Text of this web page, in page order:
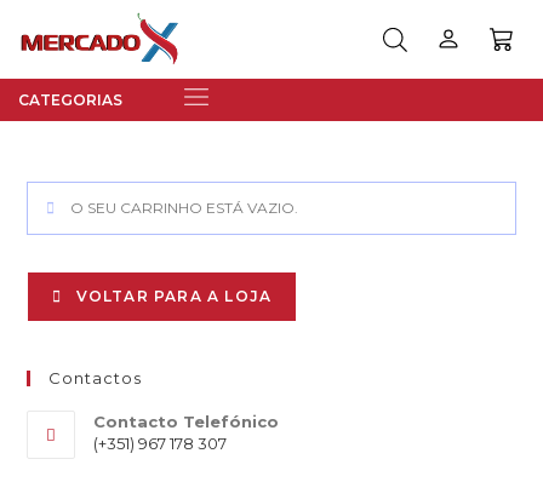
O SEU CARRINHO ESTÁ VAZIO.
VOLTAR PARA A LOJA
Contactos
Contacto Telefónico
(+351) 967 178 307